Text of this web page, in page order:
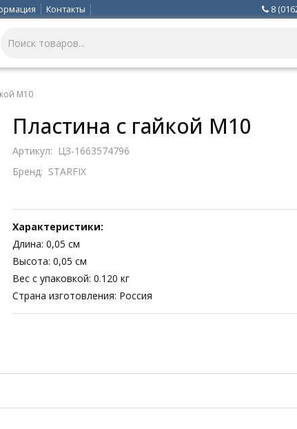
Контакты 8
М10
Пластина с гайкой М10
Артикул: ЦЗ-1663574796
Бренд: STARFIX
Характеристики:
Длина: 0,05 см
Высота: 0,05 см
Вес с упаковкой: 0.120 кг
Страна изготовления: Россия